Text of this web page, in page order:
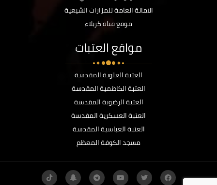
الامانة العامة للمزارات الشيعية
موقع قناة كربلاء
مواقع العتبات
العتبة العلوية المقدسة
العتبة الكاظمية المقدسة
العتبة الرضوية المقدسة
العتبة العسكرية المقدسة
العتبة العباسية المقدسة
مسجد الكوفة المعظم